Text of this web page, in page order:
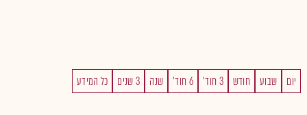
יום שבוע חודש 3 חוד' 6 חוד' שנה 3 שנים כל המידע